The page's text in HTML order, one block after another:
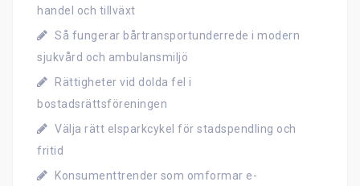
handel och tillväxt
Så fungerar bårtransportunderrede i modern
sjukvård och ambulansmiljö
Rättigheter vid dolda fel i
bostadsrättsföreningen
Välja rätt elsparkcykel för stadspendling och
fritid
Konsumenttrender som omformar e-